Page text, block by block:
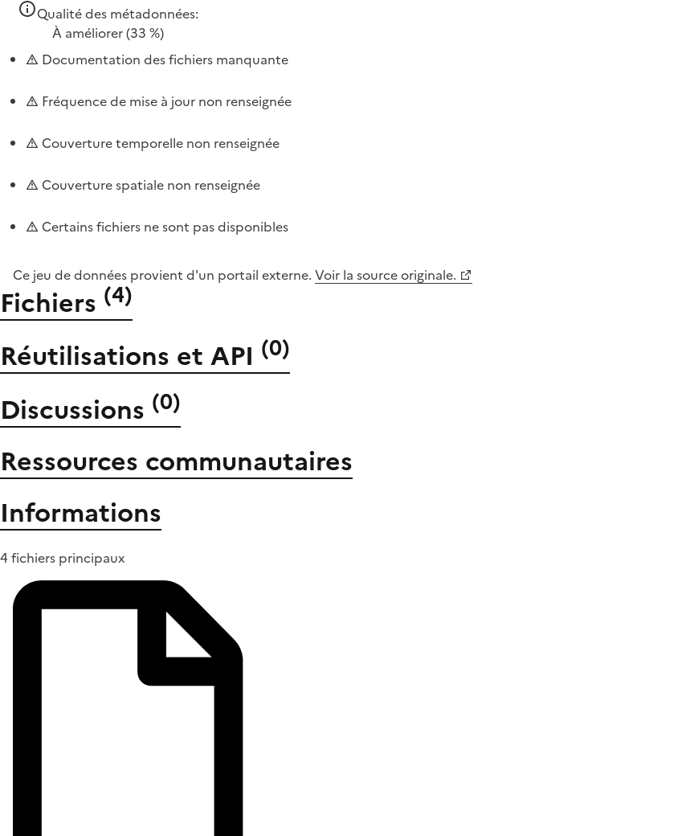
Qualité des métadonnées:
À améliorer(33 %)
Documentation des fichiers manquante
Fréquence de mise à jour non renseignée
Couverture temporelle non renseignée
Couverture spatiale non renseignée
Certains fichiers ne sont pas disponibles
Ce jeu de données provient d'un portail externe. Voir la source originale.
Fichiers (4)
Réutilisations et API (0)
Discussions (0)
Ressources communautaires
Informations
4 fichiers principaux